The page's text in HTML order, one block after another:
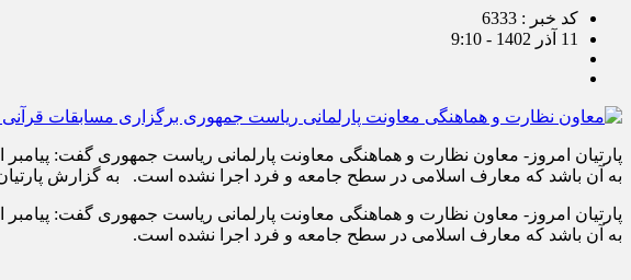
کد خبر : 6333
11 آذر 1402 - 9:10
پارتیان امروز- معاون نظارت و هماهنگی معاونت پارلمانی ریاست جمهوری گفت:
به آن باشد که معارف اسلامی در سطح جامعه و فرد اجرا نشده است. به گزارش
پارتیان امروز- معاون نظارت و هماهنگی معاونت پارلمانی ریاست جمهوری گفت:
به آن باشد که معارف اسلامی در سطح جامعه و فرد اجرا نشده است.